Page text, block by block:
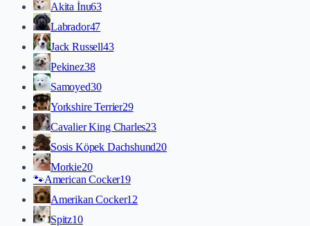
Akita İnu63
Labrador47
Jack Russell43
Pekinez38
Samoyed30
Yorkshire Terrier29
Cavalier King Charles23
Sosis Köpek Dachshund20
Morkie20
🐾American Cocker19
Amerikan Cocker12
Spitz10